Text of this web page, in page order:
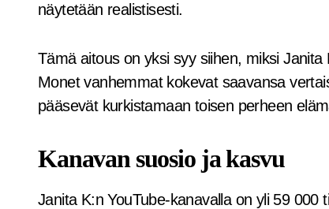
näytetään realistisesti.
Tämä aitous on yksi syy siihen, miksi
Monet vanhemmat kokevat saavansa
pääsevät kurkistamaan toisen perheen
Kanavan suosio ja kasvu
Janita K:n YouTube-kanavalla on yli 59 000